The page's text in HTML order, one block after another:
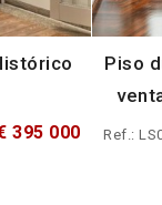
395 000
Piso
Ref.: